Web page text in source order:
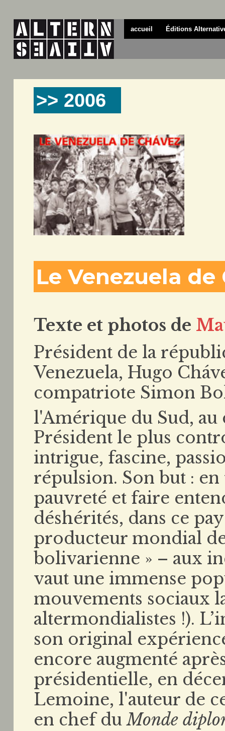
accueil Éditions
>> 2006
Le Venezuela de
Texte et photos de
Président de la
Venezuela, Hugo
compatriote Simon
l'Amérique du Sud, au
Président le plus
intrigue, fascine,
répulsion. Son but :
pauvreté et faire
déshérités, dans ce
producteur mondial
bolivarienne » – aux
vaut une immense
mouvements sociaux
altermondialistes !).
son original
encore augmenté
présidentielle, en
Lemoine, l'auteur de
en chef duMonde